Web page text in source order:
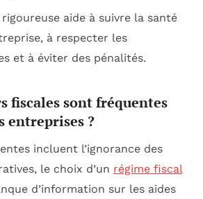
aide à suivre la santé
à respecter les
et à éviter des pénalités.
fiscales sont fréquentes
entreprises ?
incluent l’ignorance des
le choix d’un régime fiscal
d’information sur les aides